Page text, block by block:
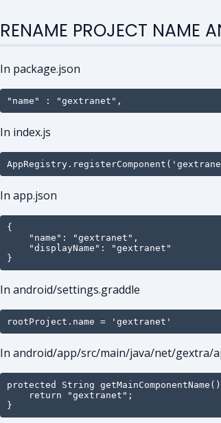
RENAME PROJECT NAME
In package.json
"name" : "gextranet",
In index.js
In app.json
{
    "name": "gextranet",
    "displayName": "gextranet"
}
In android/settings.graddle
rootProject.name = 'gextranet'
In android/app/src/main/java/net/gextra/
protected String
    return "gextranet";
}